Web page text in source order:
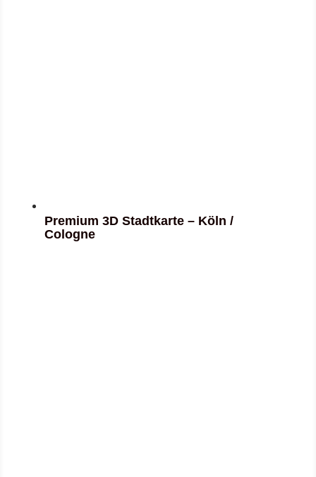
Premium 3D Stadtkarte – Köln /
Cologne